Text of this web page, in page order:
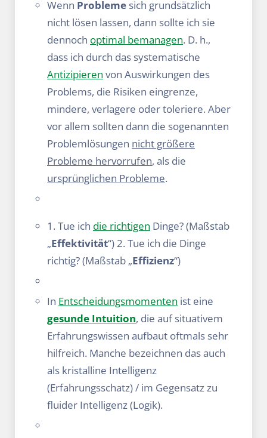
Wenn Probleme sich grundsätzlich
nicht lösen lassen, dann sollte ich sie
dennoch optimal bemanagen. D. h.,
dass ich durch das systematische
Antizipieren von Auswirkungen des
Problems, die Risiken eingrenze,
mindere, verlagere oder toleriere. Aber
vor allem sollten dann die sogenannten
Problemlösungen nicht größere
Probleme hervorrufen, als die
ursprünglichen Probleme.
1. Tue ich die richtigen Dinge? (Maßstab
„Effektivität“) 2. Tue ich die Dinge
richtig? (Maßstab „Effizienz“)
In Entscheidungsmomenten ist eine
gesunde Intuition, die auf situativem
Erfahrungswissen aufbaut oftmals sehr
hilfreich. Manche bezeichnen das auch
als kristalline Intelligenz
(Erfahrungsschatz) / im Gegensatz zu
fluider Intelligenz (Logik).